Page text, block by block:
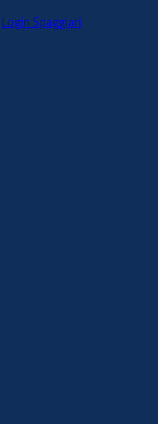
Login Spaggiari